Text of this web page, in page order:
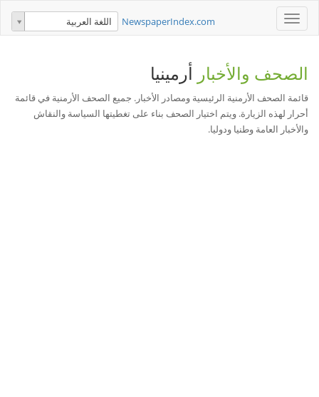
Toggle
navigation
NewspaperIndex.com اللغة العربية
الصحف والأخبار أرمينيا
قائمة الصحف الأرمنية الرئيسية ومصادر الأخبار. جميع الصحف الأرمنية في قائمة
أحرار لهذه الزيارة. ويتم اختيار الصحف بناء على تغطيتها السياسة والنقاش
والأخبار العامة وطنيا ودوليا.